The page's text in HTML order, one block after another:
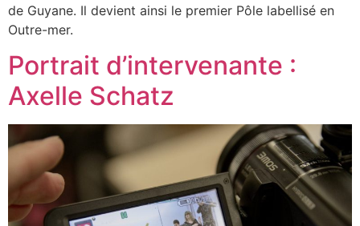
de Guyane. Il devient ainsi le premier Pôle labellisé en
Outre-mer.
Portrait d’intervenante :
Axelle Schatz